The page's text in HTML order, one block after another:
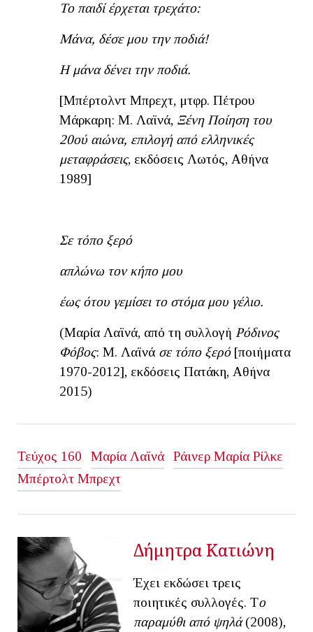
Το παιδί έρχεται τρεχάτο:
Μάνα, δέσε μου την ποδιά!
Η μάνα δένει την ποδιά.
[Μπέρτολντ Μπρεχτ, μτφρ. Πέτρου
Μάρκαρη: Μ. Λαϊνά, Ξένη Ποίηση του
20ού αιώνα, επιλογή από ελληνικές
μεταφράσεις, εκδόσεις Λωτός, Αθήνα
1989]
Σε τόπο ξερό
απλώνω τον κήπο μου
έως ότου γεμίσει το στόμα μου γέλιο.
(Μαρία Λαϊνά, από τη συλλογή Ρόδινος
Φόβος: Μ. Λαϊνά σε τόπο ξερό[ποιήματα
1970-2012], εκδόσεις Πατάκη, Αθήνα
2015)
Τεύχος 160 Μαρία Λαϊνά
Ράινερ Μαρία Ρίλκε
Μπέρτολτ Μπρεχτ
Δήμητρα Κατιώνη
Έχει εκδώσει τρεις
ποιητικές συλλογές. Το
παραμύθι από ψηλά(2008),